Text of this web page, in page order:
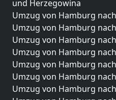
und Herzegowina
Umzug von Hamburg
Umzug von Hamburg
Umzug von Hamburg
Umzug von Hamburg
Umzug von Hamburg
Umzug von Hamburg
Umzug von Hamburg